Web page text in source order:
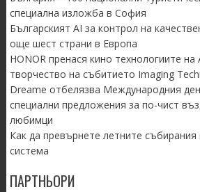
специална изложба в София
Българският AI за контрол на
още шест страни в Европа
HONOR пренася кино технологиите
творчество на събитието Imaging
Dreame отбелязва Международния
специални предложения за по-чист
любимци
Как да превърнете летните събирания
система
ПАРТНЬОРИ